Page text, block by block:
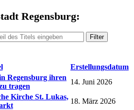
Regensburg:
Filter
Erstellungsdatum
Regensburg ihren
tragen
14. Juni 2026
Kirche St. Lukas,
18. März 2026